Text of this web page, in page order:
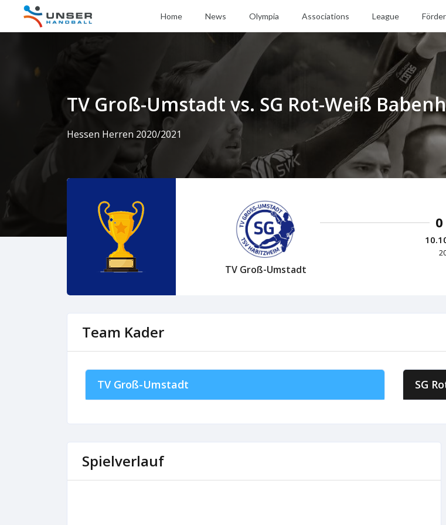
Home News Olympia Associations League
TV Groß-Umstadt vs. SG Rot-Weiß
Hessen Herren 2020/2021
TV Groß-Umstadt
Team Kader
TV Groß-Umstadt SG
Spielverlauf